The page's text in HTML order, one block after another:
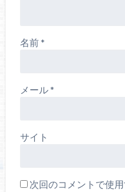
名前*
メール*
サイト
次回のコメントで使